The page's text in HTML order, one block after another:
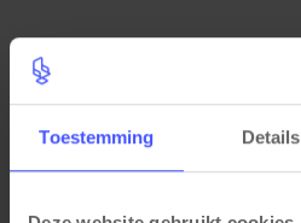
Toestemming Details